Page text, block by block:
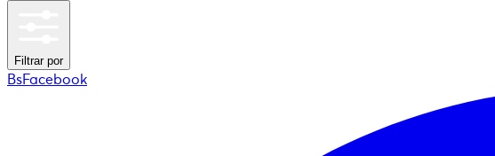
Filtrar por
BsFacebook